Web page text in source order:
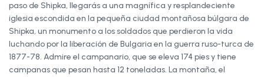
paso de Shipka, llegarás a una magnífica y resplandeciente
iglesia escondida en la pequeña ciudad montañosa búlgara de
Shipka, un monumento a los soldados que perdieron la vida
luchando por la liberación de Bulgaria en la guerra ruso-turca de
1877-78. Admire el campanario, que se eleva 174 pies y tiene
campanas que pesan hasta 12 toneladas. La montaña, el